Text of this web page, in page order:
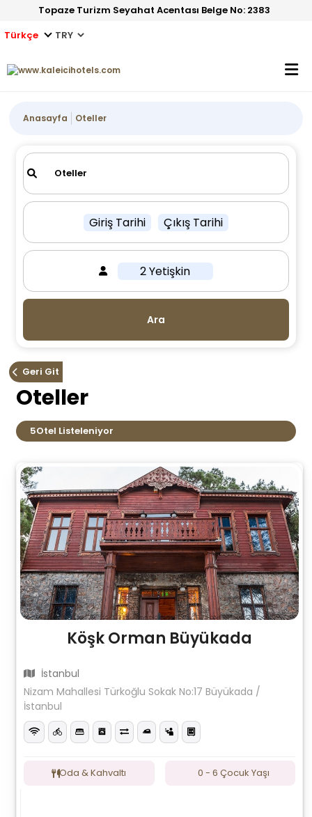
Topaze Turizm Seyahat Acentası Belge No: 2383
Türkçe
Anasayfa Oteller
Giriş Tarihi Çıkış Tarihi
2 Yetişkin
Ara
Geri Git
Oteller
5Otel Listeleniyor
Köşk Orman Büyükada
İstanbul
Nizam Mahallesi Türkoğlu Sokak No:17 Büyükada /
İstanbul
Oda & Kahvaltı 0 - 6 Çocuk Yaşı